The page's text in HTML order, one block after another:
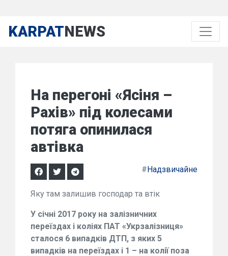
KARPATNEWS
На перегоні «Ясіня –
Рахів» під колесами
потяга опинилася
автівка
#Надзвичайне
Яку там залишив господар та втік
У січні 2017 року на залізничних
переїздах і коліях ПАТ «Укрзалізниця»
сталося 6 випадків ДТП, з яких 5
випадків на переїздах і 1 – на колії поза